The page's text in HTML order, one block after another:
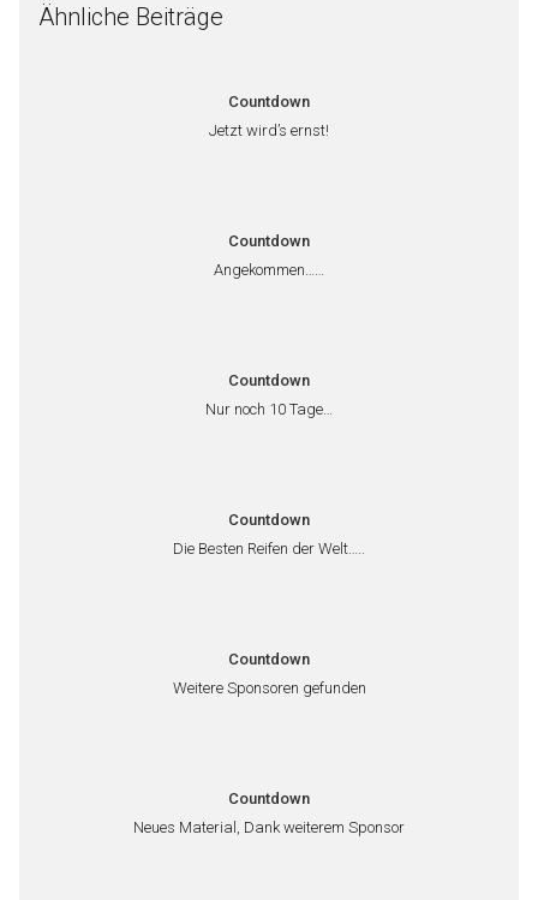
Ähnliche Beiträge
Countdown
Jetzt wird’s ernst!
Countdown
Angekommen……
Countdown
Nur noch 10 Tage…
Countdown
Die Besten Reifen der Welt…..
Countdown
Weitere Sponsoren gefunden
Countdown
Neues Material, Dank weiterem Sponsor